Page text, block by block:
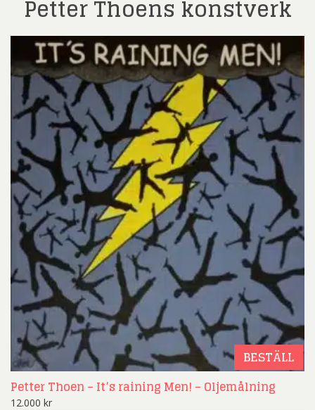
Petter Thoens konstverk
BESTÄLL
Petter Thoen – It’s raining Men! – Oljemålning
12.000 kr